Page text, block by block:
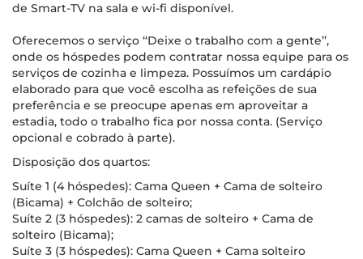
de Smart-TV na sala e wi-fi disponível.
Oferecemos o serviço ‘‘Deixe o trabalho com a gente’’,
onde os hóspedes podem contratar nossa equipe para os
serviços de cozinha e limpeza. Possuímos um cardápio
elaborado para que você escolha as refeições de sua
preferência e se preocupe apenas em aproveitar a
estadia, todo o trabalho fica por nossa conta. (Serviço
opcional e cobrado à parte).
Disposição dos quartos:
Suíte 1 (4 hóspedes): Cama Queen + Cama de solteiro
(Bicama) + Colchão de solteiro;
Suíte 2 (3 hóspedes): 2 camas de solteiro + Cama de
solteiro (Bicama);
Suíte 3 (3 hóspedes): Cama Queen + Cama solteiro